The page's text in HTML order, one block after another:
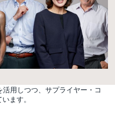
用しつつ、サプライヤー・コ
ます。